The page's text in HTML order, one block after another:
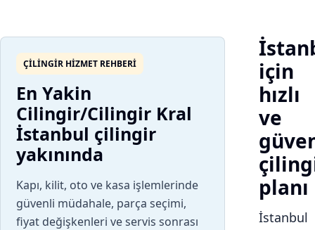
ÇILINGIR HIZMET REHBERI
En Yakin
Cilingir/Cilingir Kral
İstanbul çilingir
yakınında
Kapı, kilit, oto ve kasa işlemlerinde
güvenli müdahale, parça seçimi,
fiyat değişkenleri ve servis sonrası
için
hızlı
ve
planı
İstanbul